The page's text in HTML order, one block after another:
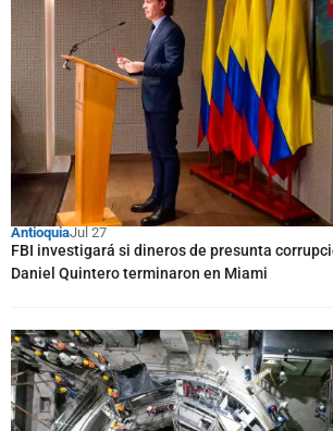
AntioquiaJul 27
FBI investigará si dineros de presunta
Daniel Quintero terminaron en Miami